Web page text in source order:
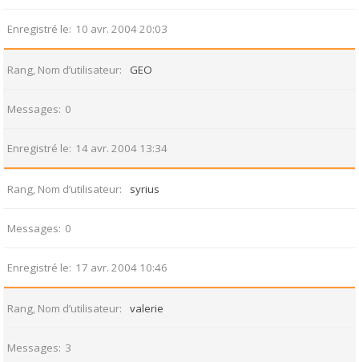
Enregistré le 10 avr. 2004 20:03
Rang, Nom d’utilisateur GEO
Messages 0
Enregistré le 14 avr. 2004 13:34
Rang, Nom d’utilisateur syrius
Messages 0
Enregistré le 17 avr. 2004 10:46
Rang, Nom d’utilisateur valerie
Messages 3